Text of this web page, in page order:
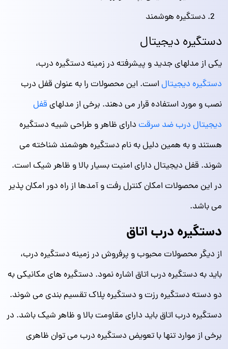
دستگیره هوشمند
دستگیره دیجیتال
یکی از مدلهای جدید و پیشرفته در زمینه دستگیره درب،
دستگیره دیجیتالاست. این محصولات را به عنوان قفل درب
نصب و مورد استفاده قرار می دهند. برخی از مدلهایقفل
دیجیتال درب ضد سرقتدارای ظاهر و طراحی شبیه دستگیره
هستند و به همین دلیل به نام دستگیره هوشمند شناخته می
شوند. قفل دیجیتال دارای امنیت بسیار بالا و ظاهر شیک است.
در این محصولات امکان کنترل رفت و آمدها از راه دور امکان پذیر
می باشد.
دستگیره درب اتاق
از دیگر محصولات محبوب و پرفروش در زمینه دستگیره درب،
باید به دستگیره درب اتاق اشاره نمود. دستگیره های مکانیکی به
دو دسته دستگیره رزت و دستگیره پلاک تقسیم بندی می شوند.
دستگیره درب اتاق باید دارای مقاومت بالا و ظاهر شیک باشد. در
برخی از موارد تنها با تعویض دستگیره درب می توان ظاهری